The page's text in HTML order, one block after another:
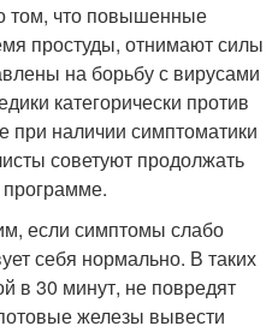
том, что повышенные
простуды, отнимают силы
на борьбу с вирусами
категорически против
при наличии симптоматики
советуют продолжать
если симптомы слабо
себя нормально. В таких
в 30 минут, не повредят
железы вывести